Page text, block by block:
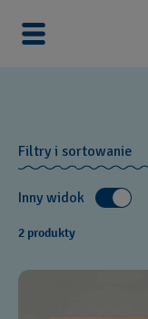
Strona główna
Filtry i sortowanie
Inny widok
2 produkty